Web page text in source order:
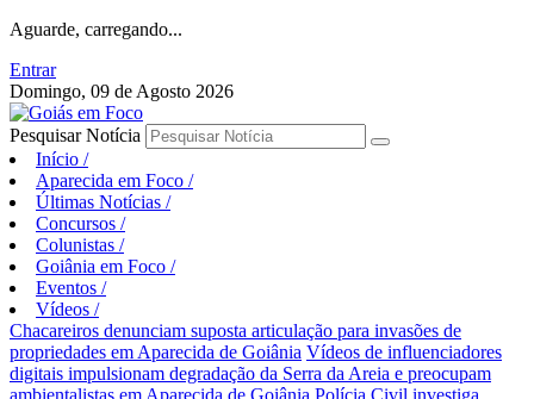
Aguarde, carregando...
Entrar
Domingo, 09 de Agosto 2026
Pesquisar Notícia
Início /
Aparecida em Foco /
Últimas Notícias /
Concursos /
Colunistas /
Goiânia em Foco /
Eventos /
Vídeos /
Chacareiros denunciam suposta articulação para invasões de
propriedades em Aparecida de Goiânia Vídeos de influenciadores
digitais impulsionam degradação da Serra da Areia e preocupam
ambientalistas em Aparecida de Goiânia Polícia Civil investiga